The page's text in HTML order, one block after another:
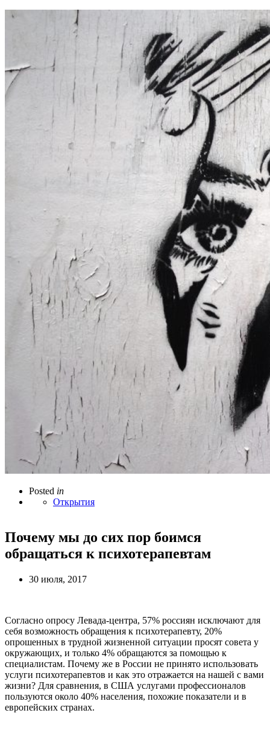
Posted in
Открытия
Почему мы до сих пор боимся
обращаться к психотерапевтам
30 июля, 2017
Согласно опросу Левада-центра, 57% россиян исключают для
себя возможность обращения к психотерапевту, 20%
опрошенных в трудной жизненной ситуации просят совета у
окружающих, и только 4% обращаются за помощью к
специалистам. Почему же в России не принято использовать
услуги психотерапевтов и как это отражается на нашей с вами
жизни? Для сравнения, в США услугами профессионалов
пользуются около 40% населения, похожие показатели и в
европейских странах.